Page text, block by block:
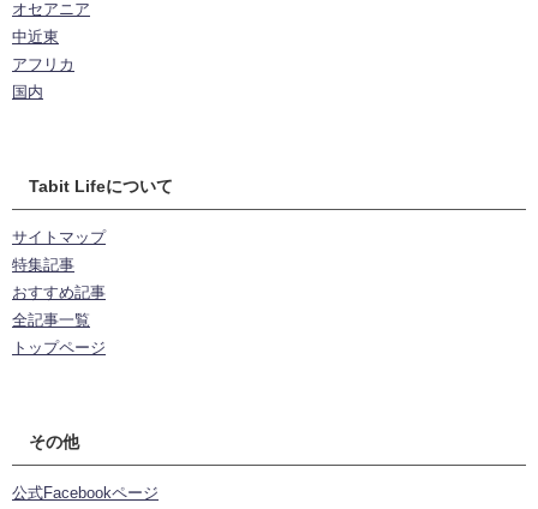
オセアニア
中近東
アフリカ
国内
Tabit Lifeについて
サイトマップ
特集記事
おすすめ記事
全記事一覧
トップページ
その他
公式Facebookページ